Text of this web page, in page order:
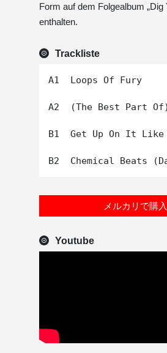
Form auf dem Folgealbum „Dig
enthalten.
Trackliste
A1  Loops Of Fury
A2  (The Best Part
B1  Get Up On It Like
メルカリで購入
Youtube